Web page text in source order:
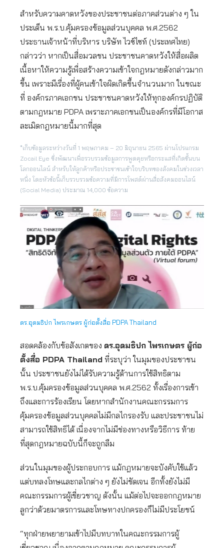
สำหรับความคาดหวังของประชาชนต่อภาคส่วนต่าง ๆ ใน
ประเด็น พ.ร.บ.คุ้มครองข้อมูลส่วนบุคคล พ.ศ.2562
ประธานเจ้าหน้าที่บริหาร บริษัท ไวซ์ไซท์ (ประเทศไทย)
กล่าวว่า หากเป็นสื่อมวลชน ประชาชนคาดหวังให้สื่อผลิต
เนื้อหาให้ความรู้เพื่อสร้างความเข้าใจกฎหมายดังกล่าวมาก
ขึ้น เพราะมีเรื่องที่ผู้คนเข้าใจผิดเกิดขึ้นจำนวนมาก ในขณะ
ที่ องค์กรภาคเอกชน ประชาชนคาดหวังให้ทุกองค์กรปฏิบัติ
ตามกฎหมาย PDPA เพราะภาคเอกชนเป็นองค์กรที่มีโอกาส
ละเมิดกฎหมายนี้มากที่สุด
*เก็บข้อมูลระหว่างวันที่ 1 พฤษภาคม – 20 มิถุนายน 2565 ผ่านโปรแกรม
Zocail Eye ซึ่งพัฒนาเพื่อรวบรวมข้อมูลการพูดคุยหรือกระแสที่เกิดขึ้นบน
โลกออนไลน์ สำหรับให้ลูกค้าหรือประชาชนเข้าใจบริบทของสังคมในช่วงเวลา
หนึ่ง โดยหัวข้อนี้เก็บรวบรวมข้อความที่มีการโพสต์ผ่านสื่อสังคมออนไลน์
(Social Media) ประมาณ 14,000 ข้อความ
ดร.อุดมธิปก ไพรเกษตร ผู้ก่อตั้งสื่อ PDPA Thailand
สอดคล้องกับข้อสังเกตของ ดร.อุดมธิปก ไพรเกษตร ผู้ก่อ
ตั้งสื่อ PDPA Thailand ที่ระบุว่า ในมุมของประชาชน
นั้น ประชาชนยังไม่ได้รับความรู้ด้านการใช้สิทธิตาม
พ.ร.บ.คุ้มครองข้อมูลส่วนบุคคล พ.ศ.2562 ทั้งเรื่องการเข้า
ถึงและการร้องเรียน โดยหากสำนักงานคณะกรรมการ
คุ้มครองข้อมูลส่วนบุคคลไม่มีกลไกรองรับ และประชาชนไม่
สามารถใช้สิทธิได้ เนื่องจากไม่มีช่องทางหรือวิธีการ ท้าย
ที่สุดกฎหมายฉบับนี้ก็จะถูกลืม
ส่วนในมุมของผู้ประกอบการ แม้กฎหมายจะบังคับใช้แล้ว
แต่บทลงโทษและกลไกต่าง ๆ ยังไม่ชัดเจน อีกทั้งยังไม่มี
คณะกรรมการผู้เชี่ยวชาญ ดังนั้น แม้ต่อไปจะออกกฎหมาย
ลูกว่าด้วยมาตรการและโทษทางปกครองก็ไม่มีประโยชน์
“ทุกฝ่ายพยายามเข้าไปมีบทบาทในคณะกรรมการผู้